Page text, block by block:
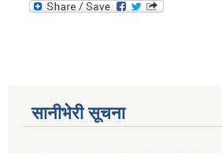
सानीभेरी सूचना